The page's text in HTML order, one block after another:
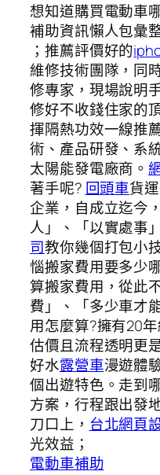
想知道購買電動車
補助資訊懶人包彙
；推薦評價好的
維修技術團隊，同
修專家，現場說明
修好不收錢住家的
揮隔熱功效一線推
術、產品研發、系
太陽能發電廠商。
著手呢? 回頭車貨
企業，自成立迄今
人」、「以實處事
司教你幾個打包小
惱搬家費用要多少
算搬家費用，從此
費」、「多少車才
用怎麼算?擁有20
估價且流程透明更
好水露營車漫遊體
個出遊特色。走到
方案，行程跟出發
刀口上， 台北網頁
光效益；
電動車補助